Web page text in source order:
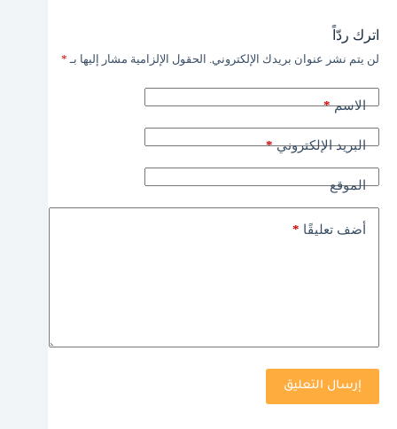
اترك ردّاً
لن يتم نشر عنوان بريدك الإلكتروني. الحقول الإلزامية مشار إليها بـ *
الاسم*
البريد الإلكتروني*
الموقع
أضف تعليقًا *
إرسال التعليق